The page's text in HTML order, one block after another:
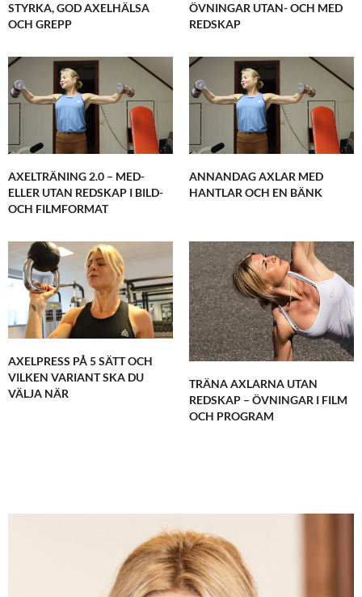
STYRKA, GOD AXELHÄLSA
OCH GREPP
ÖVNINGAR UTAN- OCH MED
REDSKAP
AXELTRÄNING 2.0 – MED-
ELLER UTAN REDSKAP I BILD-
OCH FILMFORMAT
ANNANDAG AXLAR MED
HANTLAR OCH EN BÄNK
AXELPRESS PÅ 5 SÄTT OCH
VILKEN VARIANT SKA DU
VÄLJA NÄR
TRÄNA AXLARNA UTAN
REDSKAP – ÖVNINGAR I FILM
OCH PROGRAM